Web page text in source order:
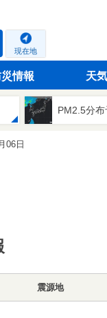
現在地
災情報 天
PM2.5分布
06日
震源地